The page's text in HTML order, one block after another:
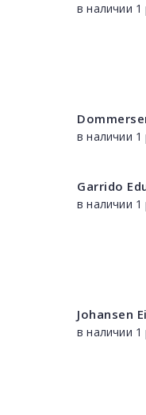
в наличии 1
в наличии 1
Garrido
в наличии 1
Johansen
в наличии 1